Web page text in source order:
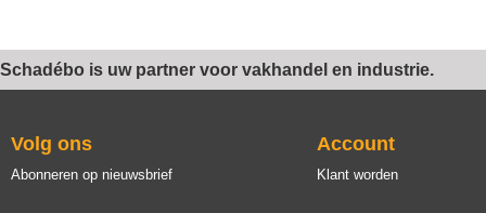
Schadébo is uw partner voor vakhandel en industrie.
Volg ons
Abonneren op nieuwsbrief
Account
Klant worden